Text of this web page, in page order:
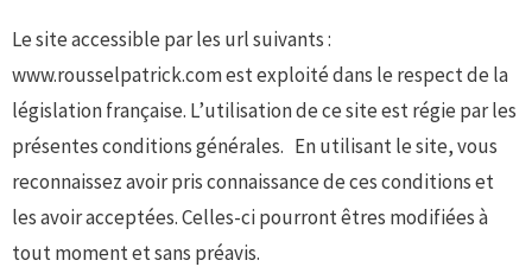
Le site accessible par les url suivants :
www.rousselpatrick.com est exploité dans le respect de la
législation française. L’utilisation de ce site est régie par les
présentes conditions générales. En utilisant le site, vous
reconnaissez avoir pris connaissance de ces conditions et
les avoir acceptées. Celles-ci pourront êtres modifiées à
tout moment et sans préavis.